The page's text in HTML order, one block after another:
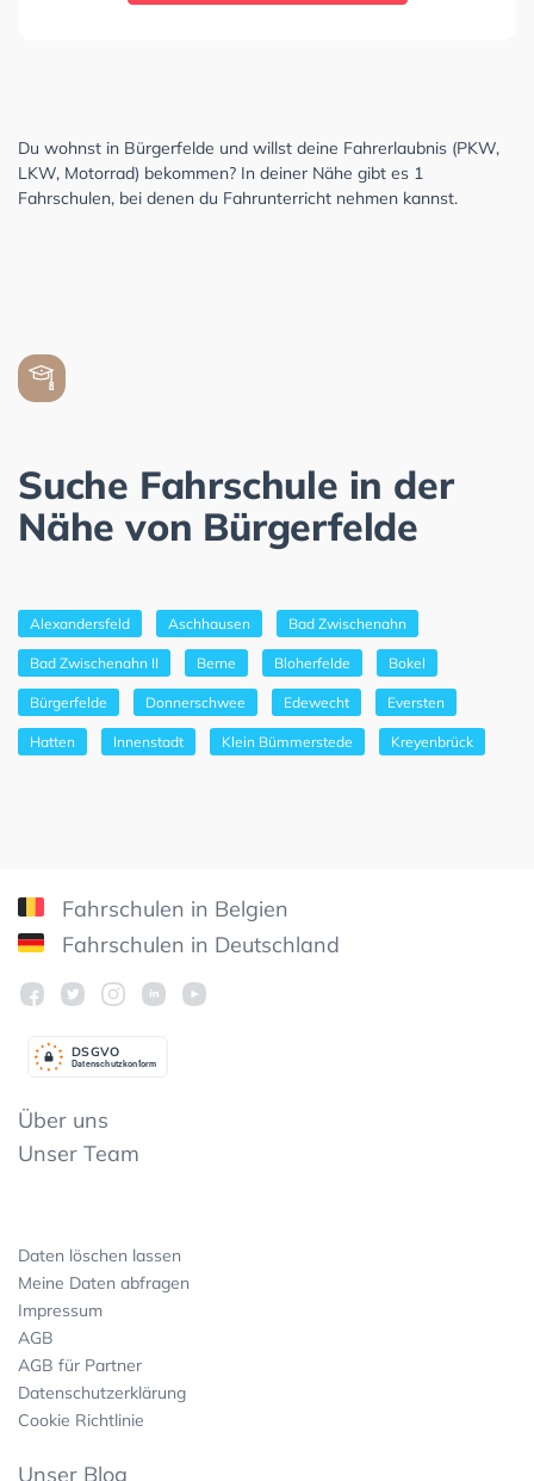
Du wohnst in Bürgerfelde und willst deine Fahrerlaubnis (PKW,
LKW, Motorrad) bekommen? In deiner Nähe gibt es 1
Fahrschulen, bei denen du Fahrunterricht nehmen kannst.
Suche Fahrschule in der
Nähe von Bürgerfelde
Alexandersfeld Aschhausen Bad Zwischenahn
Bad Zwischenahn II Berne Bloherfelde Bokel
Bürgerfelde Donnerschwee Edewecht Eversten
Hatten Innenstadt Klein Bümmerstede Kreyenbrück
Fahrschulen in Belgien
Fahrschulen in Deutschland
Datenschutzkonform
DSGVO
Über uns
Unser Team
Daten löschen lassen
Meine Daten abfragen
Impressum
AGB
AGB für Partner
Datenschutzerklärung
Cookie Richtlinie
Unser Blog